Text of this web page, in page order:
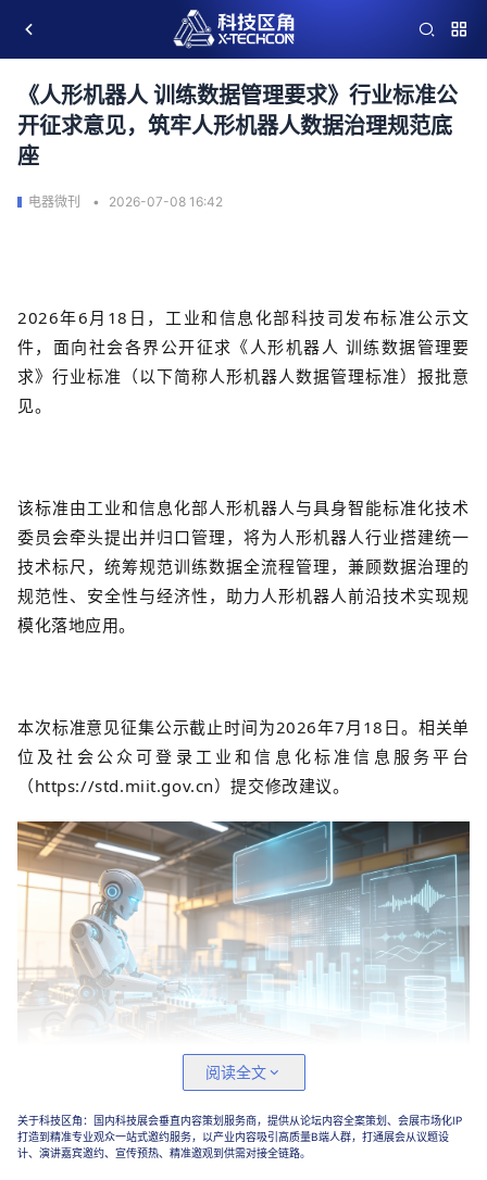
《人形机器人 训练数据管理要求》行业标准公
开征求意见，筑牢人形机器人数据治理规范底
座
电器微刊 2026-07-08 16:42
2026年6月18日，工业和信息化部科技司发布标准公示文
件，面向社会各界公开征求《人形机器人 训练数据管理要
求》行业标准（以下简称人形机器人数据管理标准）报批意
见。
该标准由工业和信息化部人形机器人与具身智能标准化技术
委员会牵头提出并归口管理，将为人形机器人行业搭建统一
技术标尺，统筹规范训练数据全流程管理，兼顾数据治理的
规范性、安全性与经济性，助力人形机器人前沿技术实现规
模化落地应用。
本次标准意见征集公示截止时间为2026年7月18日。相关单
位及社会公众可登录工业和信息化标准信息服务平台
（https://std.miit.gov.cn）提交修改建议。
直面行业数据治理痛点，构建数据全生命周期管控体
阅读全文
关于科技区角：国内科技展会垂直内容策划服务商，提供从论坛内容全案策划、会展市场化IP
打造到精准专业观众一站式邀约服务，以产业内容吸引高质量B端人群，打通展会从议题设
计、演讲嘉宾邀约、宣传预热、精准邀观到供需对接全链路。